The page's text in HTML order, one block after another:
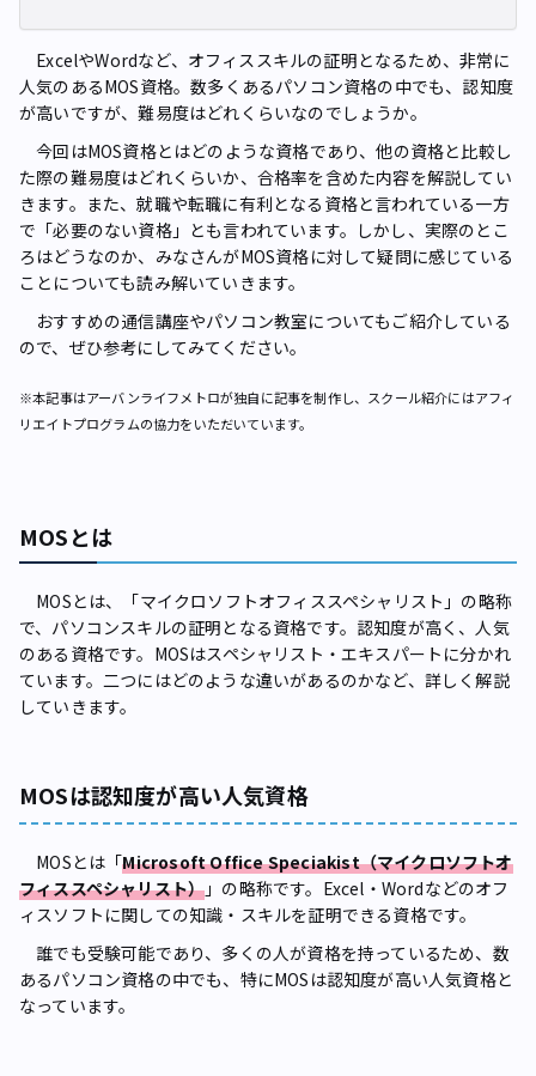
ExcelやWordなど、オフィススキルの証明となるため、非常に
人気のあるMOS資格。数多くあるパソコン資格の中でも、認知度
が高いですが、難易度はどれくらいなのでしょうか。
今回はMOS資格とはどのような資格であり、他の資格と比較し
た際の難易度はどれくらいか、合格率を含めた内容を解説してい
きます。また、就職や転職に有利となる資格と言われている一方
で「必要のない資格」とも言われています。しかし、実際のとこ
ろはどうなのか、みなさんがMOS資格に対して疑問に感じている
ことについても読み解いていきます。
おすすめの通信講座やパソコン教室についてもご紹介している
ので、ぜひ参考にしてみてください。
※本記事はアーバンライフメトロが独自に記事を制作し、スクール紹介にはアフィ
リエイトプログラムの協力をいただいています。
MOSとは
MOSとは、「マイクロソフトオフィススペシャリスト」の略称
で、パソコンスキルの証明となる資格です。認知度が高く、人気
のある資格です。MOSはスペシャリスト・エキスパートに分かれ
ています。二つにはどのような違いがあるのかなど、詳しく解説
していきます。
MOSは認知度が高い人気資格
MOSとは「Microsoft Office Speciakist（マイクロソフトオ
フィススペシャリスト） 」の略称です。Excel・Wordなどのオフ
ィスソフトに関しての知識・スキルを証明できる資格です。
誰でも受験可能であり、多くの人が資格を持っているため、数
あるパソコン資格の中でも、特にMOSは認知度が高い人気資格と
なっています。